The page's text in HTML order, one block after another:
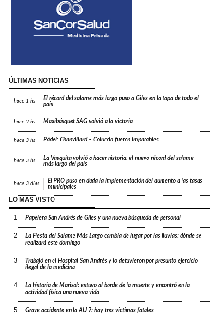
ÚLTIMAS NOTICIAS
hace 1 hs
El récord del salame más largo puso a Giles en la tapa de todo el
país
hace 2 hs Maxibásquet SAG volvió a la victoria
hace 3 hs Pádel: Chanvillard – Coluccio fueron imparables
hace 3 hs
La Vasquita volvió a hacer historia: el nuevo récord del salame
más largo del país
hace 3 días
El PRO puso en duda la implementación del aumento a las tasas
municipales
LO MÁS VISTO
1. Papelera San Andrés de Giles y una nueva búsqueda de personal
2.
La Fiesta del Salame Más Largo cambia de lugar por las lluvias: dónde se
realizará este domingo
3.
Trabajó en el Hospital San Andrés y lo detuvieron por presunto ejercicio
ilegal de la medicina
4.
La historia de Marisol: estuvo al borde de la muerte y encontró en la
actividad física una nueva vida
5. Grave accidente en la AU 7: hay tres víctimas fatales